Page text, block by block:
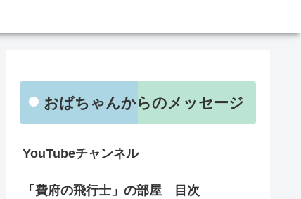
おばちゃんからのメッセージ
YouTubeチャンネル
「費府の飛行士」の部屋 目次